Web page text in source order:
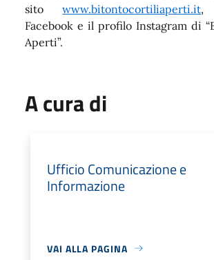
sitowww.bitontocortiliaperti.it,
Facebook e il profilo Instagram di
Aperti”.
A cura di
Ufficio Comunicazione e
Informazione
VAI ALLA PAGINA